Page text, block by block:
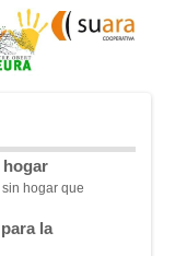
hogar
hogar que
la